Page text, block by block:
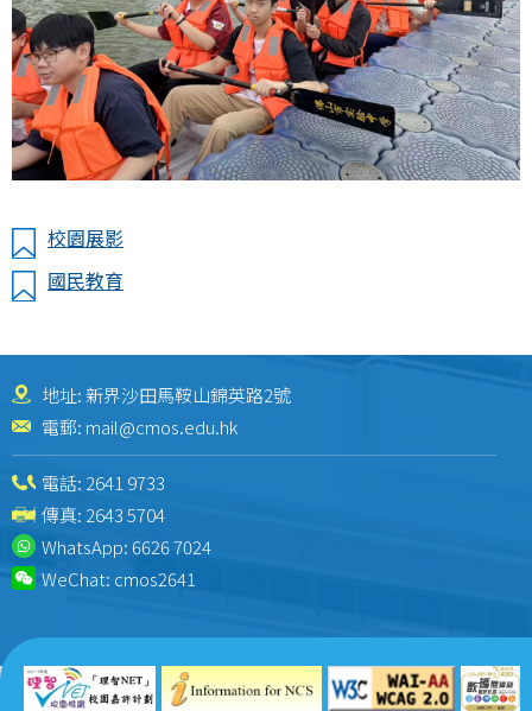
校園展影
國民教育
地址: 新界沙田馬鞍山錦英路2號
電郵: mail@cmos.edu.hk
電話: 2641 9733
傳真: 2643 5704
WhatsApp:6626 7024
WeChat: cmos2641